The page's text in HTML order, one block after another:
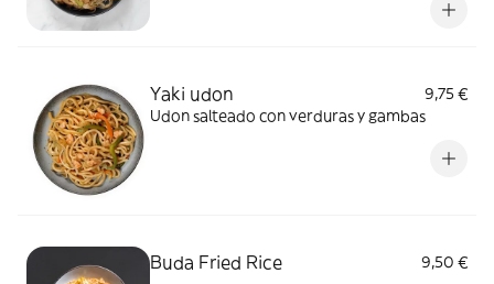
Yaki udon
9,75 €
Udon salteado con verduras y gambas
Buda Fried Rice 9,50 €